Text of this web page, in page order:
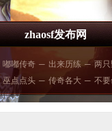
zhaosf发布网
嘟嘟传奇 ─ 出来历练 ─ 两
巫点点头 ─ 传奇各大 ─ 不